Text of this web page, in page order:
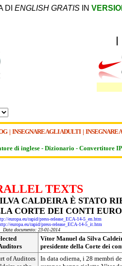
DI ENGLISH GRATIS IN
| INSEGNARE AGLI ADULTI | INSEGNARE
di inglese - Dizionario - Convertitore
TEXTS
CALDEIRA È STATO
CORTE DEI CONTI
europa.eu/rapid/press-release_ECA-14-5_en.htm
europa.eu/rapid/press-release_ECA-14-5_it.htm
Data documento: 23-01-2014
Vítor Manuel da Silva
presidente della Corte dei
of Auditors
In data odierna, i 28 membri